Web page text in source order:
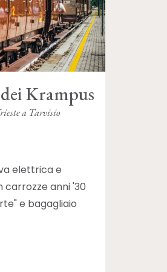
Krampus
a Tarvisio
elettrica e
carrozze anni '30
e bagagliaio